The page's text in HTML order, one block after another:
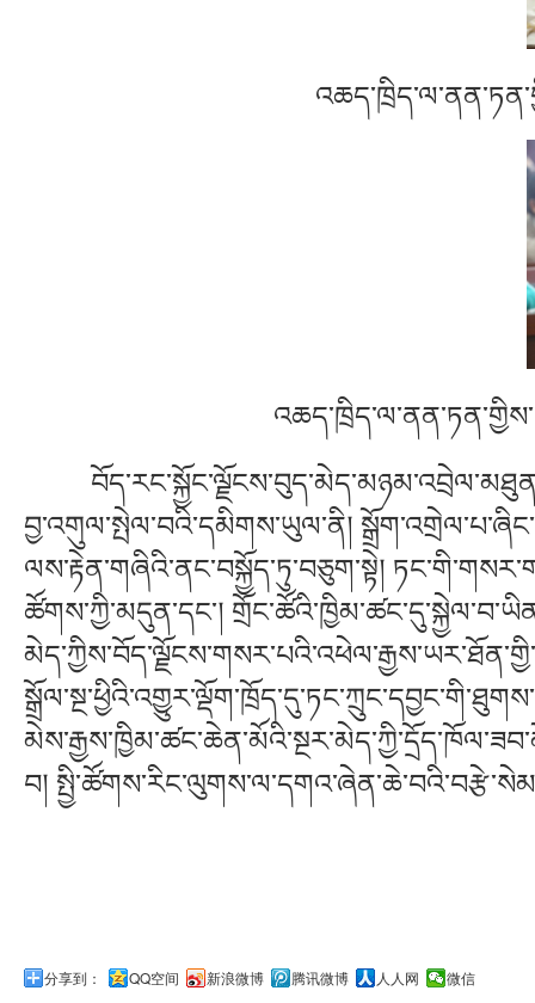
བྱ་འགུལ་སྤེལ་བའི་དམིགས་ཡུལ་ནི།
ལས་རྟེན་གཞིའི་ནང་བསྐྱོད་ཏུ་བཅུག་སྟེ།
ཚོགས་ཀྱི་མདུན་དང་།
བ།
分享到： QQ空间 新浪微博 腾讯微博 人人网 微信